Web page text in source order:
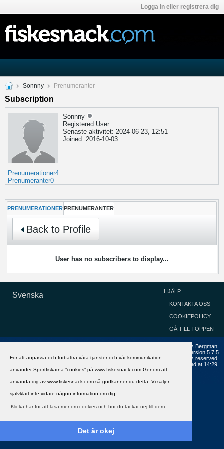
För att anpassa och förbättra våra tjänster och vår kommunikation
använder Sportfiskarna ”cookies” på www.fiskesnack.com.Genom att
använda dig av www.fiskesnack.com så godkänner du detta. Vi säljer
självklart inte vidare någon information om dig.
Klicka här för att läsa mer om cookies och hur du tackar nej till dem.
Det är okej
Logga in eller registrera dig
Sonnny Prenumeranter
Subscription
Sonnny
Registered User
Senaste aktivitet: 2024-06-23, 12:51
Joined: 2016-10-03
Prenumerationer4
Prenumeranter0
PRENUMERATIONER PRENUMERANTER
Back to Profile
User has no subscribers to display...
Svenska HJÄLP
KONTAKTA OSS
COOKIEPOLICY
GÅ TILL TOPPEN
Copyright ©2002 - 2021, FiskeSnack.com. Grundad 2002 av Anders Bergman.
Version 5.7.5
Copyright © 2026 MH Sub I, LLC dba vBulletin. All rights reserved.
All times are GMT+1. This page was generated at 14:29.